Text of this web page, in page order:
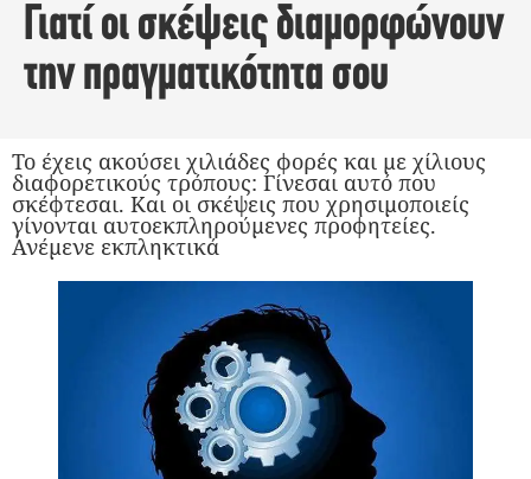
Γιατί οι σκέψεις διαμορφώνουν
την πραγματικότητα σου
Το έχεις ακούσει χιλιάδες φορές και με χίλιους
διαφορετικούς τρόπους: Γίνεσαι αυτό που
σκέφτεσαι. Και οι σκέψεις που χρησιμοποιείς
γίνονται αυτοεκπληρούμενες προφητείες.
Ανέμενε εκπληκτικά